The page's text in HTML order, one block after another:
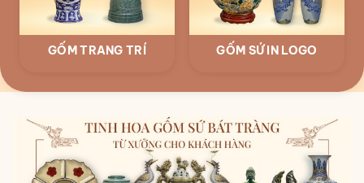
GỐM TRANG TRÍ GỐM SỨ IN LOGO